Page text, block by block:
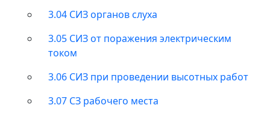
3.04 СИЗ органов слуха
3.05 СИЗ от поражения электрическим
током
3.06 СИЗ при проведении высотных работ
3.07 СЗ рабочего места